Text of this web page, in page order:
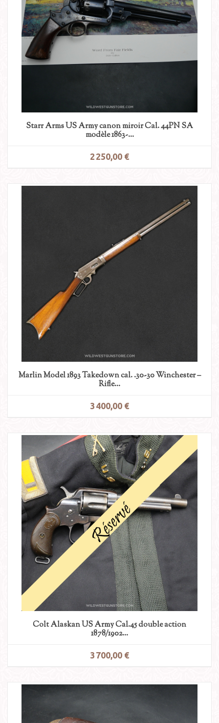
Starr Arms US Army canon miroir Cal. 44PN SA
modèle 1863-...
2 250,00 €
Marlin Model 1893 Takedown cal. .30-30 Winchester –
Rifle...
3 400,00 €
Colt Alaskan US Army Cal.45 double action
1878/1902...
3 700,00 €